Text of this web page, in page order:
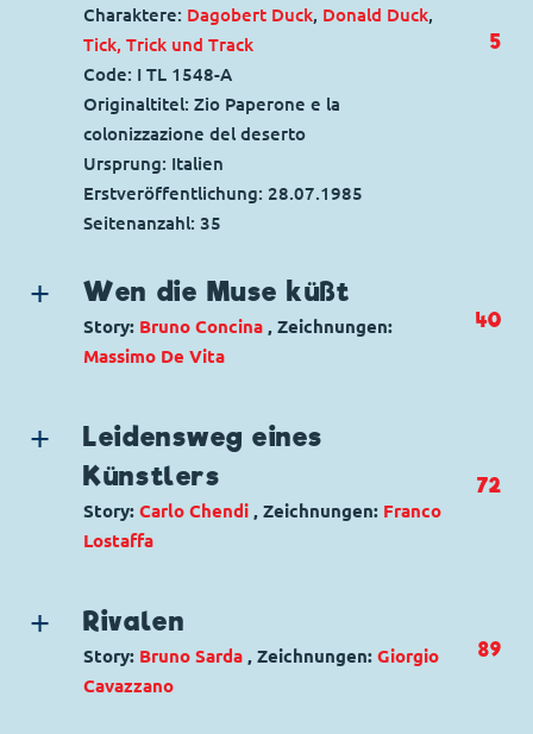
Charaktere: Dagobert Duck, Donald Duck,
Tick, Trick und Track
Code: I TL 1548-A
Originaltitel: Zio Paperone e la
colonizzazione del deserto
Ursprung: Italien
Erstveröffentlichung: 28.07.1985
Seitenanzahl: 35
5
Wen die Muse küßt
Story: Bruno Concina , Zeichnungen:
Massimo De Vita
Charaktere:Daisy Duck,Donald Duck
Fähnlein Fieselschweif
Gans,Tick, Trick und Track
Code: I TL 1552-B
Originaltitel: Paperino e l'ispirazione
Erstveröffentlichung:
Seitenanzahl: 33
40
Leidensweg eines
Künstlers
Story:Carlo Chendi , Zeichnungen: Franco
Lostaffa
Charaktere:
Code: I TL 967-B
72
Rivalen
Story: Bruno Sarda , Zeichnungen:Giorgio
Cavazzano
89